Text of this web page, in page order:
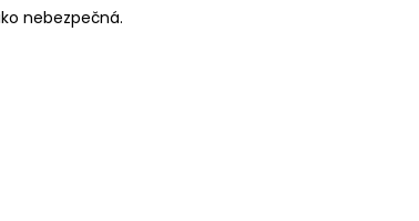
nebezpečná.